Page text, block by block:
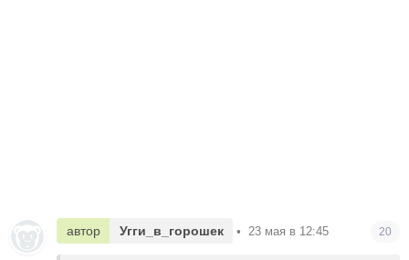
автор Угги_в_горошек • 23 мая в 12:45 20